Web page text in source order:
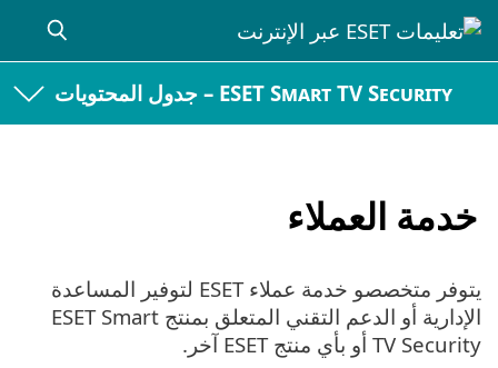
ESET Smart TV Security – جدول المحتويات
خدمة العملاء
يتوفر متخصصو خدمة عملاء ESET لتوفير المساعدة
الإدارية أو الدعم التقني المتعلق بمنتج ESET Smart
TV Security أو بأي منتج ESET آخر.